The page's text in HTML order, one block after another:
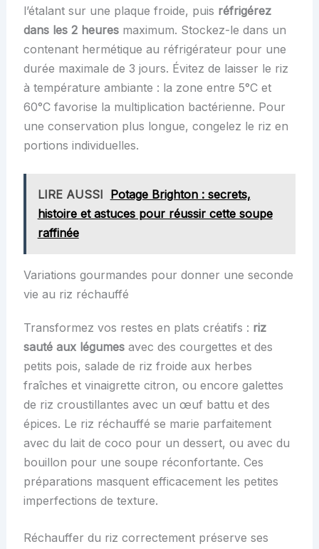
l’étalant sur une plaque froide, puis réfrigérez
dans les 2 heuresmaximum. Stockez-le dans un
contenant hermétique au réfrigérateur pour une
durée maximale de 3 jours. Évitez de laisser le riz
à température ambiante : la zone entre 5°C et
60°C favorise la multiplication bactérienne. Pour
une conservation plus longue, congelez le riz en
portions individuelles.
LIRE AUSSI Potage Brighton : secrets,
histoire et astuces pour réussir cette soupe
raffinée
Variations gourmandes pour donner une seconde
vie au riz réchauffé
Transformez vos restes en plats créatifs : riz
sauté aux légumesavec des courgettes et des
petits pois, salade de riz froide aux herbes
fraîches et vinaigrette citron, ou encore galettes
de riz croustillantes avec un œuf battu et des
épices. Le riz réchauffé se marie parfaitement
avec du lait de coco pour un dessert, ou avec du
bouillon pour une soupe réconfortante. Ces
préparations masquent efficacement les petites
imperfections de texture.
Réchauffer du riz correctement préserve ses